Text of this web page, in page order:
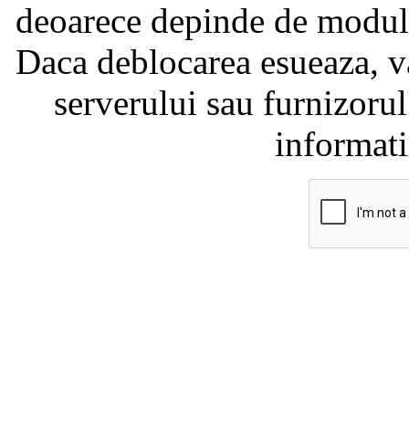
deoarece depinde de
Daca deblocarea
serverului sau